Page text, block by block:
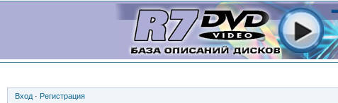
Вход · Регистрация